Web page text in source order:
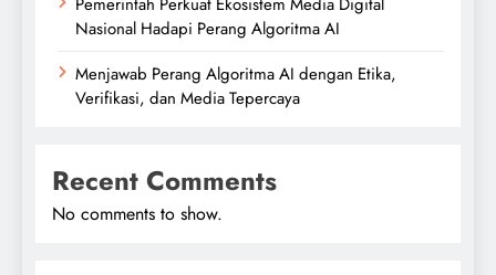
Nasional Hadapi Perang Algoritma AI
Menjawab Perang Algoritma AI dengan Etika,
Verifikasi, dan Media Tepercaya
Recent Comments
No comments to show.